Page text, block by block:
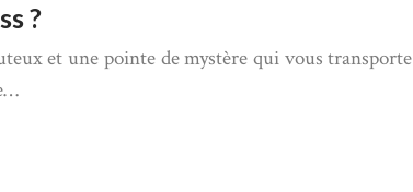
?
et une pointe de mystère qui vous